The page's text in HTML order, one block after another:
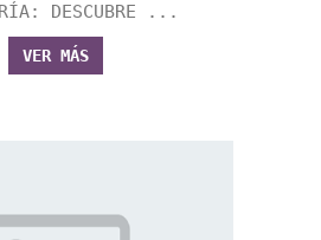
DESCUBRE ...
VER MÁS